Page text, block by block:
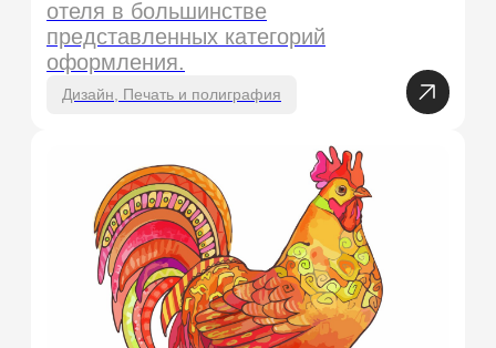
Дизайн, Мерч, Полиграфия, Брендинг
Мы не можем показать все работы
для наших клиентов, но мы можем
показать, с кем мы работали!
Наши клиенты
Всех посмотреть →